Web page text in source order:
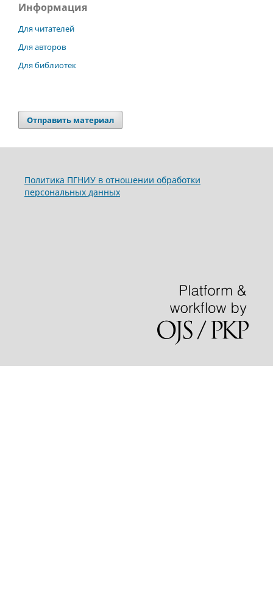
Информация
Для читателей
Для авторов
Для библиотек
Отправить материал
Политика ПГНИУ в отношении обработки
персональных данных